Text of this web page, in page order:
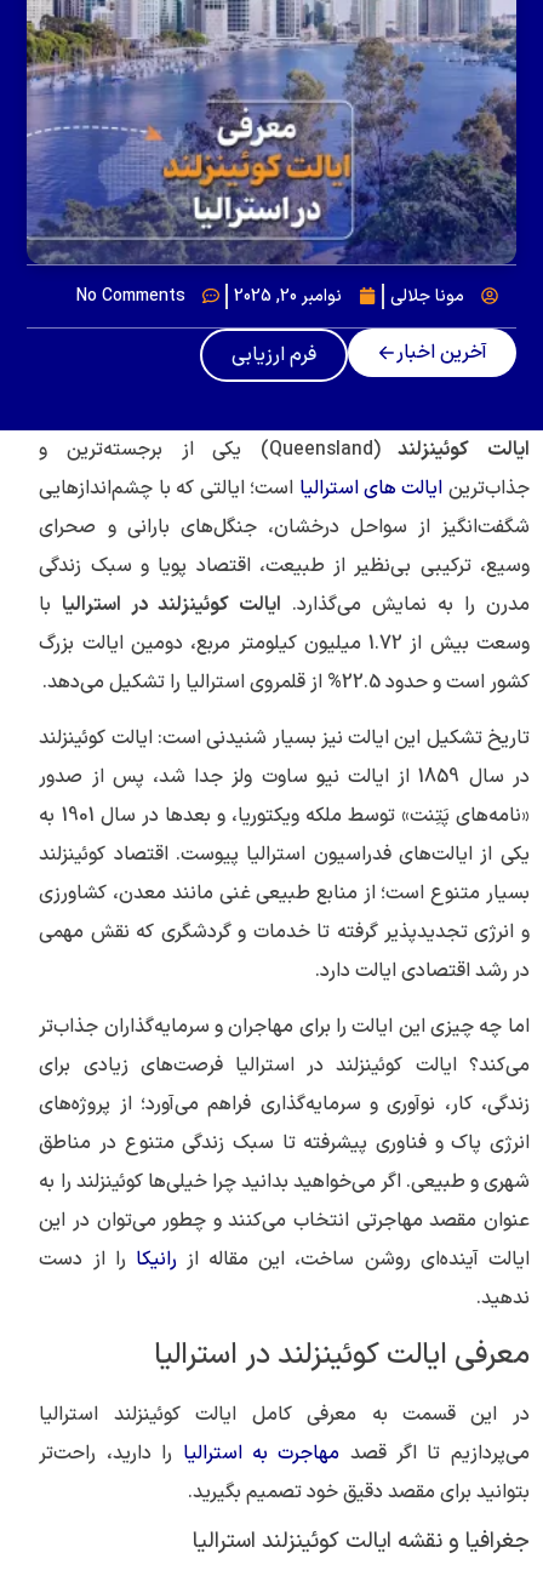
مونا جلالی نوامبر 20, 2025 No Comments
آخرین اخبار فرم ارزیابی
ایالت کوئینزلند
(Queensland) یکی از برجسته‌ترین و
جذاب‌ترینایالت های استرالیااست؛ ایالتی که با چشم‌اندازهایی
شگفت‌انگیز از سواحل درخشان، جنگل‌های بارانی و صحرای
وسیع، ترکیبی بی‌نظیر از طبیعت، اقتصاد پویا و سبک زندگی
مدرن را به نمایش می‌گذارد. ایالت کوئینزلند در استرالیابا
وسعت بیش از 1.72 میلیون کیلومتر مربع، دومین ایالت بزرگ
کشور است و حدود 22.5% از قلمروی استرالیا را تشکیل می‌دهد.
تاریخ تشکیل این ایالت نیز بسیار شنیدنی است: ایالت کوئینزلند
در سال 1859 از ایالت نیو ساوت ولز جدا شد، پس از صدور
«نامه‌های پَتِنت» توسط ملکه ویکتوریا، و بعدها در سال 1901 به
یکی از ایالت‌های فدراسیون استرالیا پیوست. اقتصاد کوئینزلند
بسیار متنوع است؛ از منابع طبیعی غنی مانند معدن، کشاورزی
و انرژی تجدیدپذیر گرفته تا خدمات و گردشگری که نقش مهمی
در رشد اقتصادی ایالت دارد.
اما چه چیزی این ایالت را برای مهاجران و سرمایه‌گذاران جذاب‌تر
می‌کند؟ ایالت کوئینزلند در استرالیا فرصت‌های زیادی برای
زندگی، کار، نوآوری و سرمایه‌گذاری فراهم می‌آورد؛ از پروژه‌های
انرژی پاک و فناوری پیشرفته تا سبک زندگی متنوع در مناطق
شهری و طبیعی. اگر می‌خواهید بدانید چرا خیلی‌ها کوئینزلند را به
عنوان مقصد مهاجرتی انتخاب می‌کنند و چطور می‌توان در این
ایالت آینده‌ای روشن ساخت، این مقاله از رانیکارا از دست
ندهید.
معرفی ایالت کوئینزلند در استرالیا
در این قسمت به معرفی کامل ایالت کوئینزلند استرالیا
می‌پردازیم تا اگر قصد مهاجرت به استرالیارا دارید، راحت‌تر
بتوانید برای مقصد دقیق خود تصمیم بگیرید.
جغرافیا و نقشه ایالت کوئینزلند استرالیا